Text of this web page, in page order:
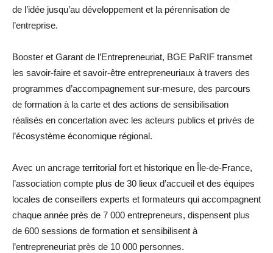
de l’idée jusqu’au développement et la pérennisation de
l’entreprise.
Booster et Garant de l’Entrepreneuriat, BGE PaRIF transmet
les savoir-faire et savoir-être entrepreneuriaux à travers des
programmes d’accompagnement sur-mesure, des parcours
de formation à la carte et des actions de sensibilisation
réalisés en concertation avec les acteurs publics et privés de
l’écosystème économique régional.
Avec un ancrage territorial fort et historique en Île-de-France,
l’association compte plus de 30 lieux d’accueil et des équipes
locales de conseillers experts et formateurs qui accompagnent
chaque année près de 7 000 entrepreneurs, dispensent plus
de 600 sessions de formation et sensibilisent à
l’entrepreneuriat près de 10 000 personnes.